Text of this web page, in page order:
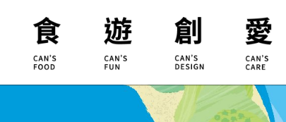
體驗遊程 地方創生 小草書屋